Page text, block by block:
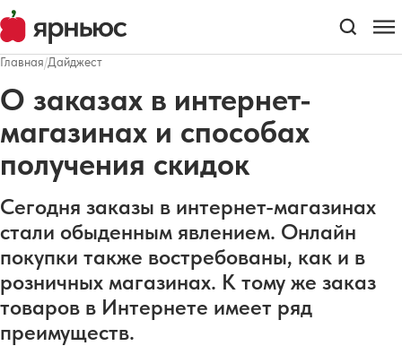
Главная/Дайджест
О заказах в интернет-
магазинах и способах
получения скидок
Сегодня заказы в интернет-магазинах
стали обыденным явлением. Онлайн
покупки также востребованы, как и в
розничных магазинах. К тому же заказ
товаров в Интернете имеет ряд
преимуществ.